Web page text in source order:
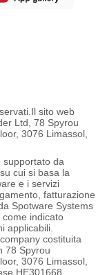
Il sito web
Ltd, 78 Spyrou
3076 Limassol,
supportato da
cui si basa la
e i servizi
fatturazione
Spotware Systems
indicato
applicabili.
costituita
78 Spyrou
3076 Limassol,
HE301668.